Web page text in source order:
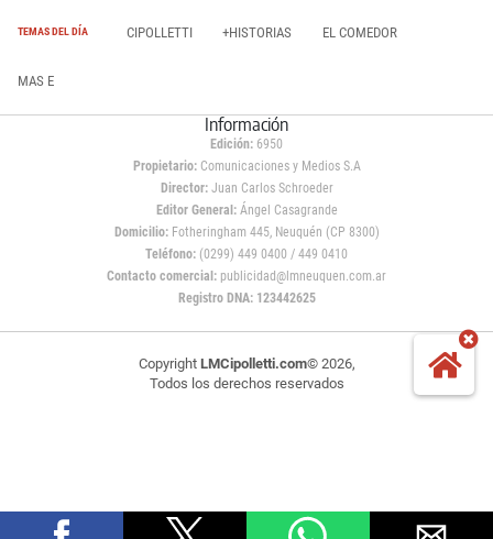
TEMAS DEL DÍA CIPOLLETTI +HISTORIAS EL COMEDOR
MAS E
Información
Edición: 6950
Propietario:Comunicaciones y Medios S.A
Director: Juan Carlos Schroeder
Editor General:Ángel Casagrande
Domicilio:Fotheringham 445, Neuquén (CP 8300)
Teléfono: (0299) 449 0400 / 449 0410
Contacto comercial: publicidad@lmneuquen.com.ar
Registro DNA: 123442625
Copyright LMCipolletti.com© 2026,
Todos los derechos reservados